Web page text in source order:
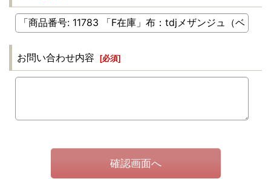
お問い合わせ内容 [必須]
確認画面へ